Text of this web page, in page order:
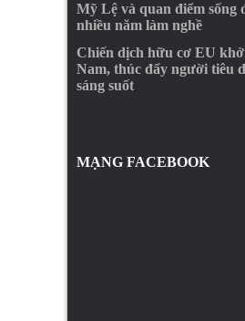
Mỹ Lệ và quan điểm sống
nhiều năm làm nghề
Chiến dịch hữu cơ EU
Nam, thúc đẩy người tiêu
sáng suốt
MẠNG FACEBOOK